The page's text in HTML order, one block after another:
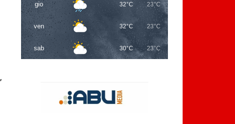
,
gio 32°C 23°C
ven 32°C 23°C
sab 30°C 23°C